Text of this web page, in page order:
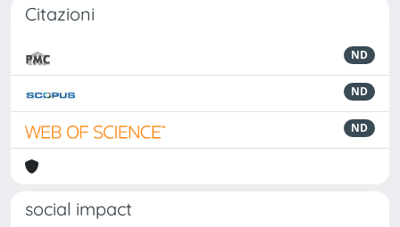
Citazioni
ND
ND
ND
social impact